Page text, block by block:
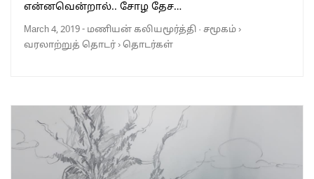
என்னவென்றால்.. சோழ தேச…
March 4, 2019- மணியன் கலியமூர்த்தி · சமூகம்›
வரலாற்றுத் தொடர்›தொடர்கள்